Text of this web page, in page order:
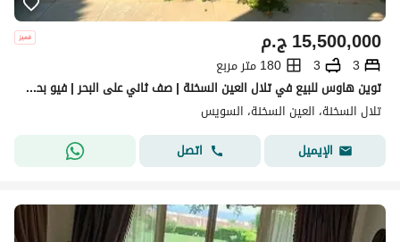
ج.م15,500,000
3
3
180 متر مربع
توين هاوس للبيع في تلال العين السخنة | صف ثاني على البحر | فيو بحر كامل | مفروش بالكامل | 180 متر
تلال السخنة، العين السخنة، السويس
الإيميل
اتصل